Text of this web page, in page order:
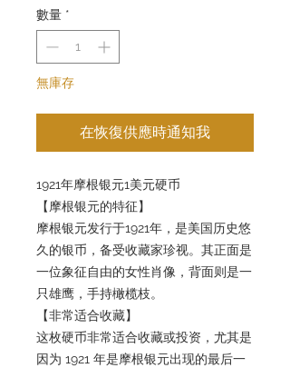
數量 *
無庫存
在恢復供應時通知我
1921年摩根银元1美元硬币
【摩根银元的特征】
摩根银元发行于1921年，是美国历史悠
久的银币，备受收藏家珍视。其正面是
一位象征自由的女性肖像，背面则是一
只雄鹰，手持橄榄枝。
【非常适合收藏】
这枚硬币非常适合收藏或投资，尤其是
因为 1921 年是摩根银元出现的最后一